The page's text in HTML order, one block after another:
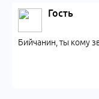
Гость
Бийчанин, ты кому